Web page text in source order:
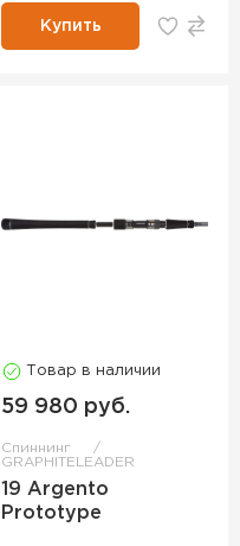
Купить
Товар в наличии
59 980 руб.
Спиннинг
GRAPHITELEADER
19 Argento
Prototype